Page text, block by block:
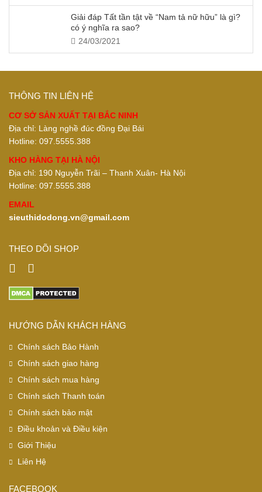
Giải đáp Tất tần tật về “Nam tả nữ hữu” là gì?
có ý nghĩa ra sao?
24/03/2021
THÔNG TIN LIÊN HỆ
CƠ SỞ SẢN XUẤT TẠI BẮC NINH
Địa chỉ: Làng nghề đúc đồng Đại Bái
Hotline: 097.5555.388
KHO HÀNG TẠI HÀ NỘI
Địa chỉ: 190 Nguyễn Trãi – Thanh Xuân- Hà Nội
Hotline: 097.5555.388
EMAIL
sieuthidodong.vn@gmail.com
THEO DÕI SHOP
HƯỚNG DẪN KHÁCH HÀNG
Chính sách Bảo Hành
Chính sách giao hàng
Chính sách mua hàng
Chính sách Thanh toán
Chính sách bảo mật
Điều khoản và Điều kiện
Giới Thiệu
Liên Hệ
FACEBOOK